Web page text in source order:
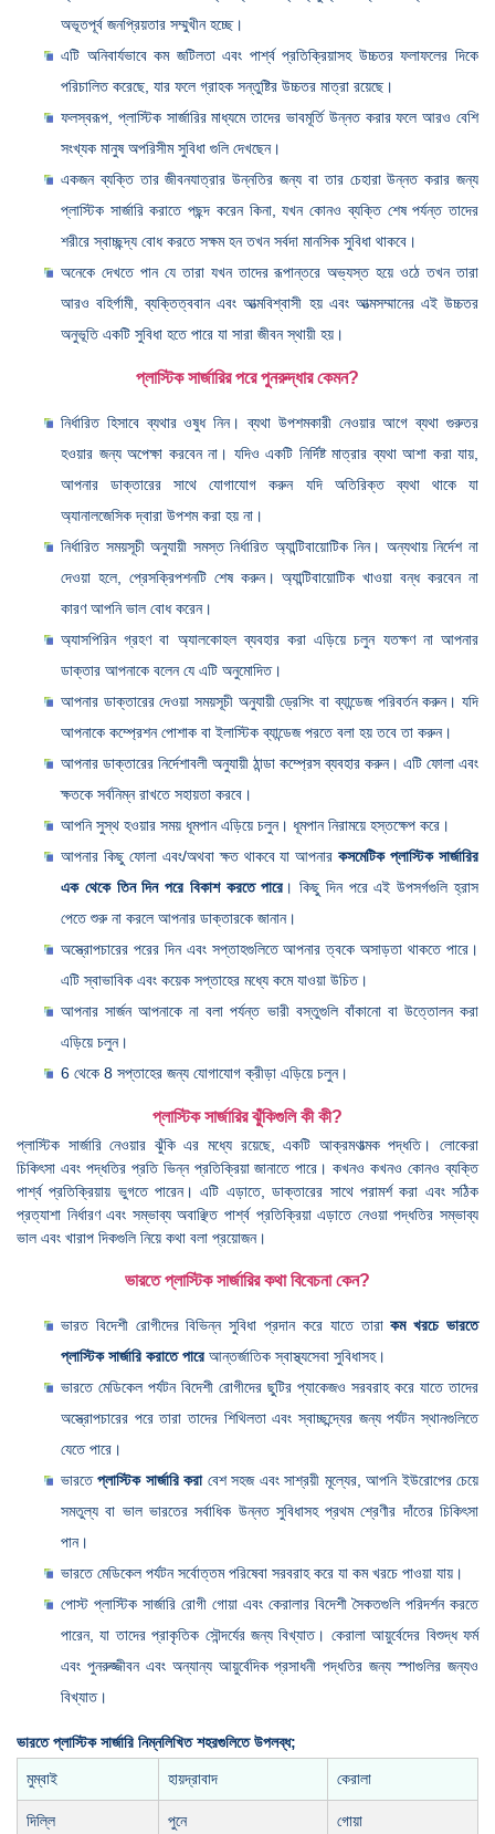
অভূতপূর্ব জনপ্রিয়তার সম্মুখীন হচ্ছে।
এটি অনিবার্যভাবে কম জটিলতা এবং পার্শ্ব প্রতিক্রিয়াসহ উচ্চতর ফলাফলের দিকে
পরিচালিত করেছে, যার ফলে গ্রাহক সন্তুষ্টির উচ্চতর মাত্রা রয়েছে।
ফলস্বরূপ, প্লাস্টিক সার্জারির মাধ্যমে তাদের ভাবমূর্তি উন্নত করার ফলে আরও বেশি
সংখ্যক মানুষ অপরিসীম সুবিধা গুলি দেখছেন।
একজন ব্যক্তি তার জীবনযাত্রার উন্নতির জন্য বা তার চেহারা উন্নত করার জন্য
প্লাস্টিক সার্জারি করাতে পছন্দ করেন কিনা, যখন কোনও ব্যক্তি শেষ পর্যন্ত তাদের
শরীরে স্বাচ্ছন্দ্য বোধ করতে সক্ষম হন তখন সর্বদা মানসিক সুবিধা থাকবে।
অনেকে দেখতে পান যে তারা যখন তাদের রূপান্তরে অভ্যস্ত হয়ে ওঠে তখন তারা
আরও বহির্গামী, ব্যক্তিত্ববান এবং আত্মবিশ্বাসী হয় এবং আত্মসম্মানের এই উচ্চতর
অনুভূতি একটি সুবিধা হতে পারে যা সারা জীবন স্থায়ী হয়।
প্লাস্টিক সার্জারির পরে পুনরুদ্ধার কেমন?
নির্ধারিত হিসাবে ব্যথার ওষুধ নিন। ব্যথা উপশমকারী নেওয়ার আগে ব্যথা গুরুতর
হওয়ার জন্য অপেক্ষা করবেন না। যদিও একটি নির্দিষ্ট মাত্রার ব্যথা আশা করা যায়,
আপনার ডাক্তারের সাথে যোগাযোগ করুন যদি অতিরিক্ত ব্যথা থাকে যা
অ্যানালজেসিক দ্বারা উপশম করা হয় না।
নির্ধারিত সময়সূচী অনুযায়ী সমস্ত নির্ধারিত অ্যান্টিবায়োটিক নিন। অন্যথায় নির্দেশ না
দেওয়া হলে, প্রেসক্রিপশনটি শেষ করুন। অ্যান্টিবায়োটিক খাওয়া বন্ধ করবেন না
কারণ আপনি ভাল বোধ করেন।
অ্যাসপিরিন গ্রহণ বা অ্যালকোহল ব্যবহার করা এড়িয়ে চলুন যতক্ষণ না আপনার
ডাক্তার আপনাকে বলেন যে এটি অনুমোদিত।
আপনার ডাক্তারের দেওয়া সময়সূচী অনুযায়ী ড্রেসিং বা ব্যান্ডেজ পরিবর্তন করুন। যদি
আপনাকে কম্প্রেশন পোশাক বা ইলাস্টিক ব্যান্ডেজ পরতে বলা হয় তবে তা করুন।
আপনার ডাক্তারের নির্দেশাবলী অনুযায়ী ঠান্ডা কম্প্রেস ব্যবহার করুন। এটি ফোলা এবং
ক্ষতকে সর্বনিম্ন রাখতে সহায়তা করবে।
আপনি সুস্থ হওয়ার সময় ধূমপান এড়িয়ে চলুন। ধূমপান নিরাময়ে হস্তক্ষেপ করে।
আপনার কিছু ফোলা এবং/অথবা ক্ষত থাকবে যা আপনারকসমেটিক প্লাস্টিক সার্জারির
এক থেকে তিন দিন পরে বিকাশ করতে পারে। কিছু দিন পরে এই উপসর্গগুলি হ্রাস
পেতে শুরু না করলে আপনার ডাক্তারকে জানান।
অস্ত্রোপচারের পরের দিন এবং সপ্তাহগুলিতে আপনার ত্বকে অসাড়তা থাকতে পারে।
এটি স্বাভাবিক এবং কয়েক সপ্তাহের মধ্যে কমে যাওয়া উচিত।
আপনার সার্জন আপনাকে না বলা পর্যন্ত ভারী বস্তুগুলি বাঁকানো বা উত্তোলন করা
এড়িয়ে চলুন।
6 থেকে 8 সপ্তাহের জন্য যোগাযোগ ক্রীড়া এড়িয়ে চলুন।
প্লাস্টিক সার্জারির ঝুঁকিগুলি কী কী?
প্লাস্টিক সার্জারি নেওয়ার ঝুঁকি এর মধ্যে রয়েছে, একটি আক্রমণাত্মক পদ্ধতি। লোকেরা
চিকিৎসা এবং পদ্ধতির প্রতি ভিন্ন প্রতিক্রিয়া জানাতে পারে। কখনও কখনও কোনও ব্যক্তি
পার্শ্ব প্রতিক্রিয়ায় ভুগতে পারেন। এটি এড়াতে, ডাক্তারের সাথে পরামর্শ করা এবং সঠিক
প্রত্যাশা নির্ধারণ এবং সম্ভাব্য অবাঞ্ছিত পার্শ্ব প্রতিক্রিয়া এড়াতে নেওয়া পদ্ধতির সম্ভাব্য
ভাল এবং খারাপ দিকগুলি নিয়ে কথা বলা প্রয়োজন।
ভারতে প্লাস্টিক সার্জারির কথা বিবেচনা কেন?
ভারত বিদেশী রোগীদের বিভিন্ন সুবিধা প্রদান করে যাতে তারাকম খরচে ভারতে
প্লাস্টিক সার্জারি করাতে পারেআন্তর্জাতিক স্বাস্থ্যসেবা সুবিধাসহ।
ভারতে মেডিকেল পর্যটন বিদেশী রোগীদের ছুটির প্যাকেজও সরবরাহ করে যাতে তাদের
অস্ত্রোপচারের পরে তারা তাদের শিথিলতা এবং স্বাচ্ছন্দ্যের জন্য পর্যটন স্থানগুলিতে
যেতে পারে।
ভারতেপ্লাস্টিক সার্জারি করাবেশ সহজ এবং সাশ্রয়ী মূল্যের, আপনি ইউরোপের চেয়ে
সমতুল্য বা ভাল ভারতের সর্বাধিক উন্নত সুবিধাসহ প্রথম শ্রেণীর দাঁতের চিকিৎসা
পান।
ভারতে মেডিকেল পর্যটন সর্বোত্তম পরিষেবা সরবরাহ করে যা কম খরচে পাওয়া যায়।
পোস্ট প্লাস্টিক সার্জারি রোগী গোয়া এবং কেরালার বিদেশী সৈকতগুলি পরিদর্শন করতে
পারেন, যা তাদের প্রাকৃতিক সৌন্দর্যের জন্য বিখ্যাত। কেরালা আয়ুর্বেদের বিশুদ্ধ ফর্ম
এবং পুনরুজ্জীবন এবং অন্যান্য আয়ুর্বেদিক প্রসাধনী পদ্ধতির জন্য স্পাগুলির জন্যও
বিখ্যাত।
ভারতে প্লাস্টিক সার্জারি নিম্নলিখিত শহরগুলিতে উপলব্ধ;
মুম্বাই হায়দ্রাবাদ কেরালা
দিল্লি পুনে গোয়া